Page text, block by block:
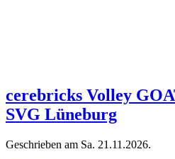
cerebricks Volley
SVG Lüneburg
Geschrieben am Sa. 21.11.2026.